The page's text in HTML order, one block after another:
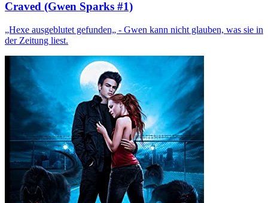
Craved (Gwen Sparks #1)
„Hexe ausgeblutet gefunden„ - Gwen kann nicht glauben, was sie in
der Zeitung liest.